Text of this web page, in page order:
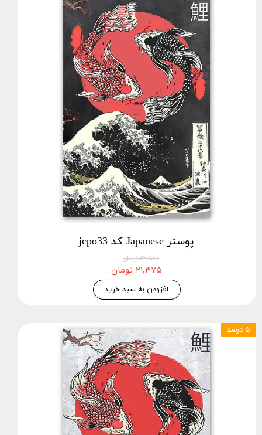
پوستر Japanese کد jcpo33
۲۲,۵۰۰ تومان
۲۱,۳۷۵ تومان
افزودن به سبد خرید
۵ درصد